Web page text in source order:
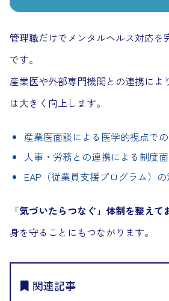
管理職だけでメンタルヘルス対応を
です。
産業医や外部専門機関との連携によ
は大きく向上します。
産業医面談による医学的視点で
人事・労務との連携による制度
EAP（従業員支援プログラム）の
「気づいたらつなぐ」体制を整えて
身を守ることにもつながります。
関連記事